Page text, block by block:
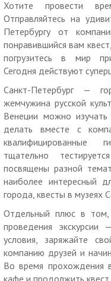
— старт квеста —
Петропавловской
30.322516);
— время прохождения
— расстояние — 1 км.
475 р. вместо 950 р.
очарование Выборга»
Квест-экскурсия по
Выборга»):
— старт квеста —
60.713608, 28.738391);
—
— расстояние — 2 км.
475 р. вместо 950 р.
рейд»
Квест-экскурсия по
— начало —
59.995471, 29.765928);
Хотите провести
Отправляйтесь на
Петербургу от
понравившийся вам
погрузитесь в мир
Сегодня действуют
Санкт-Петербург —
жемчужина русской
Венеции можно изучать
делать вместе с
квалифицированные
тщательно
посвящены разной
наиболее интересный
города, квесты в музеях
Отдельный плюс в
проведения
условия, заряжайте
компанию друзей и
Во время прохождения